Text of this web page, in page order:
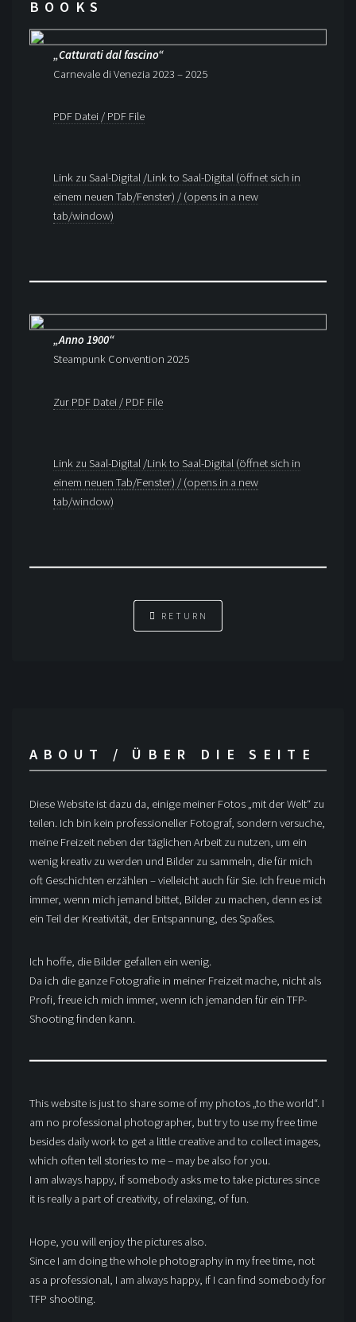
BOOKS
„Catturati dal fascino“
Carnevale di Venezia 2023 – 2025
PDF Datei / PDF File
Link zu Saal-Digital /Link to Saal-Digital (öffnet sich in
einem neuen Tab/Fenster) /(opens in a new
tab/window)
„Anno 1900“
Steampunk Convention 2025
Zur PDF Datei / PDF File
Link zu Saal-Digital /Link to Saal-Digital (öffnet sich in
einem neuen Tab/Fenster) / (opens in a new
tab/window)
RETURN
ABOUT / ÜBER DIE SEITE
Diese Website ist dazu da, einige meiner Fotos „mit der Welt“ zu
teilen. Ich bin kein professioneller Fotograf, sondern versuche,
meine Freizeit neben der täglichen Arbeit zu nutzen, um ein
wenig kreativ zu werden und Bilder zu sammeln, die für mich
oft Geschichten erzählen – vielleicht auch für Sie. Ich freue mich
immer, wenn mich jemand bittet, Bilder zu machen, denn es ist
ein Teil der Kreativität, der Entspannung, des Spaßes.
Ich hoffe, die Bilder gefallen ein wenig.
Da ich die ganze Fotografie in meiner Freizeit mache, nicht als
Profi, freue ich mich immer, wenn ich jemanden für ein TFP-
Shooting finden kann.
This website is just to share some of my photos „to the world“. I
am no professional photographer, but try to use my free time
besides daily work to get a little creative and to collect images,
which often tell stories to me – may be also for you.
I am always happy, if somebody asks me to take pictures since
it is really a part of creativity, of relaxing, of fun.
Hope, you will enjoy the pictures also.
Since I am doing the whole photography in my free time, not
as a professional, I am always happy, if I can find somebody for
TFP shooting.